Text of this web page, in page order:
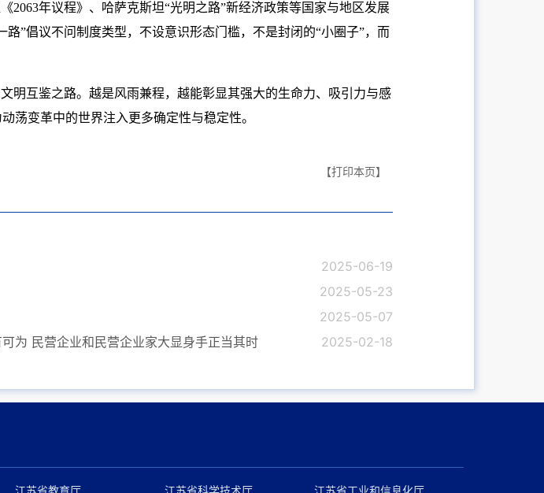
2063年议程》、哈萨克斯坦“光明之路”新经济政策等国家与地区发展
”倡议不问制度类型，不设意识形态门槛，不是封闭的“小圈子”，而
明互鉴之路。越是风雨兼程，越能彰显其强大的生命力、吸引力与感
荡变革中的世界注入更多确定性与稳定性。
【打印本页】
2025-06-19
2025-05-23
2025-05-07
为 民营企业和民营企业家大显身手正当其时
2025-02-18
江苏省教育厅 江苏省科学技术厅
江苏省工业和信息化厅